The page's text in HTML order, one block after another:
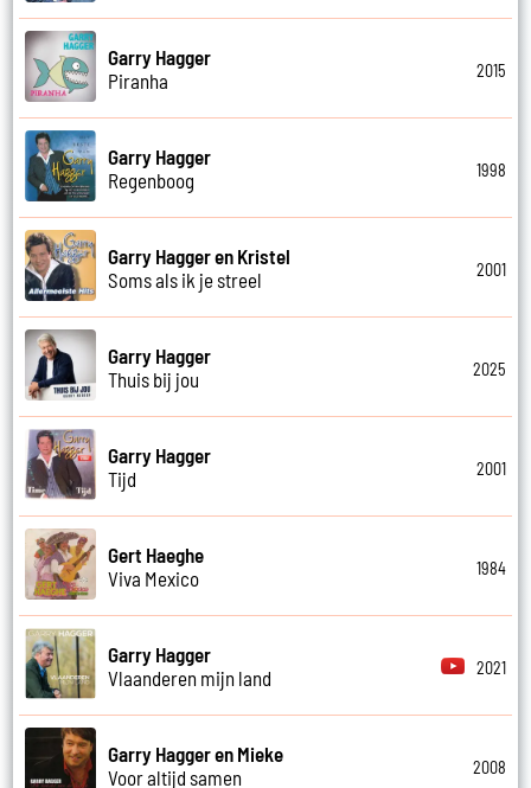
Garry Hagger
Piranha
2015
Garry Hagger
Regenboog
1998
Garry Hagger en Kristel
Soms als ik je streel
2001
Garry Hagger
Thuis bij jou
2025
Garry Hagger
Tijd
2001
Gert Haeghe
Viva Mexico
1984
Garry Hagger
Vlaanderen mijn land
2021
Garry Hagger en Mieke
Voor altijd samen
2008